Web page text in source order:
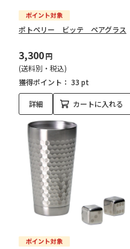
ポトペリー ビッテ ペアグラス
3,300円
(送料別・税込)
獲得ポイント： 33 pt
詳細 カートに入れる